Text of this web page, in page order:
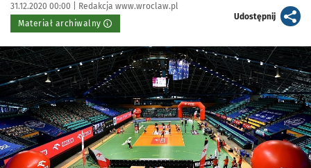
Data publikacji:
31.12.2020 00:00 | Autor:
Redakcja www.wroclaw.pl
Materiał archiwalny
Udostępnijartykuł
Kliknij, aby powiększyć